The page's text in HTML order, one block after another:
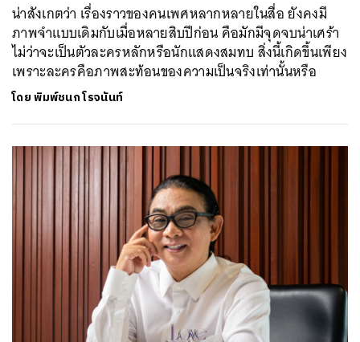
น่าสังเกตว่า เรื่องราวของคนเพศหลากหลายในสื่อ ยังคงมี
ภาพจำแบบเดิมกับเมื่อหลายสิบปีก่อน คือมักมีจุดจบน่าเศร้า
ไม่ว่าจะเป็นตัวละครหลักหรือนักแสดงสมทบ สิ่งนี้เกิดขึ้นเพียง
เพราะละครคือภาพสะท้อนของความเป็นจริงเท่านั้นหรือ
โดยพิมพ์ชนก โรจนันท์